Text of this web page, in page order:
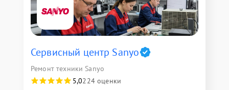
Сервисный центр Sanyo
Ремонт техники Sanyo
5,0224 оценки